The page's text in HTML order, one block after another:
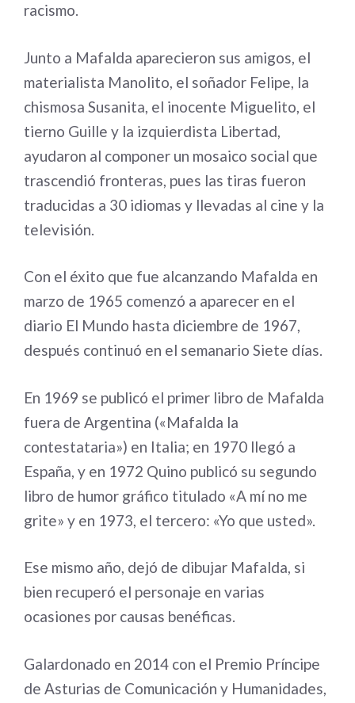
racismo.
Junto a Mafalda aparecieron sus amigos, el
materialista Manolito, el soñador Felipe, la
chismosa Susanita, el inocente Miguelito, el
tierno Guille y la izquierdista Libertad,
ayudaron al componer un mosaico social que
trascendió fronteras, pues las tiras fueron
traducidas a 30 idiomas y llevadas al cine y la
televisión.
Con el éxito que fue alcanzando Mafalda en
marzo de 1965 comenzó a aparecer en el
diario El Mundo hasta diciembre de 1967,
después continuó en el semanario Siete días.
En 1969 se publicó el primer libro de Mafalda
fuera de Argentina («Mafalda la
contestataria») en Italia; en 1970 llegó a
España, y en 1972 Quino publicó su segundo
libro de humor gráfico titulado «A mí no me
grite» y en 1973, el tercero: «Yo que usted».
Ese mismo año, dejó de dibujar Mafalda, si
bien recuperó el personaje en varias
ocasiones por causas benéficas.
Galardonado en 2014 con el Premio Príncipe
de Asturias de Comunicación y Humanidades,